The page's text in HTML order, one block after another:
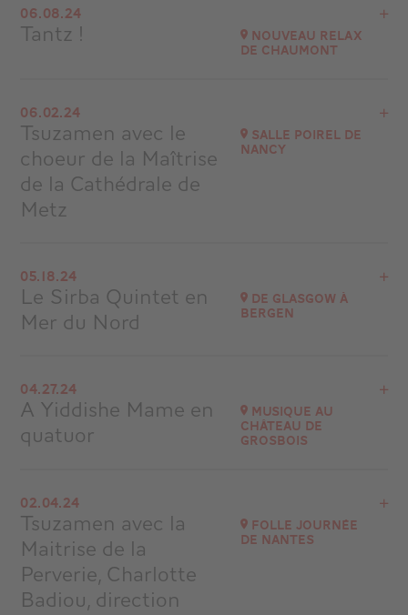
Breteuil-sur-Iton
at16H00
06.08.24
Tantz ! Nouveau Relax
de Chaumont
Chaumont
at20H30
Go to site
06.02.24
Tsuzamen avec le
choeur de la Maîtrise
de la Cathédrale de
Metz
Salle Poirel de
Nancy
Salle Poirel de Nancy
Go to site
05.18.24
Le Sirba Quintet en
Mer du Nord
De Glasgow à
Bergen
Croisière Ponant Radio Classique
Go to site
04.27.24
A Yiddishe Mame en
quatuor
Musique au
Château de
Grosbois
Musique au Château de Grosbois
at16H30
Buy your tickets
02.04.24
Tsuzamen avec la
Maitrise de la
Perverie, Charlotte
Badiou, direction
Folle Journée
de Nantes